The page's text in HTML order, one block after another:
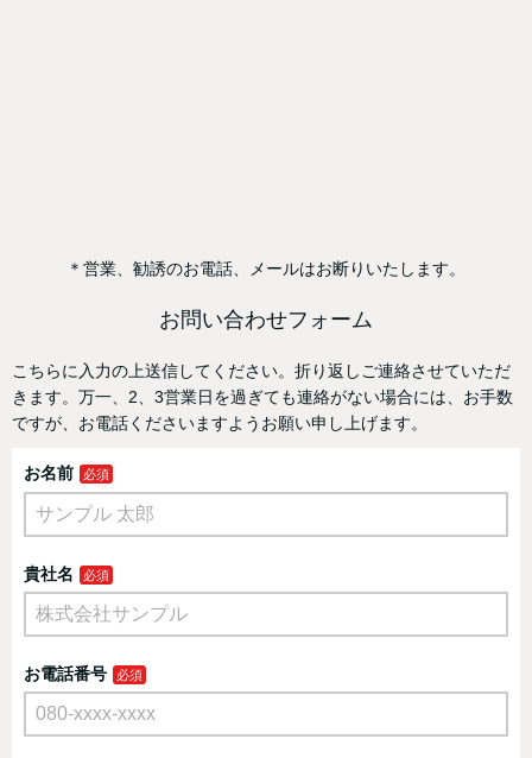
＊営業、勧誘のお電話、メールはお断りいたします。
お問い合わせフォーム
こちらに入力の上送信してください。折り返しご連絡させていただ
きます。万一、2、3営業日を過ぎても連絡がない場合には、お手数
ですが、お電話くださいますようお願い申し上げます。
お名前
貴社名
お電話番号